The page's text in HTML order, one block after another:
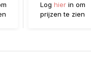
Log hierin om
prijzen te zien